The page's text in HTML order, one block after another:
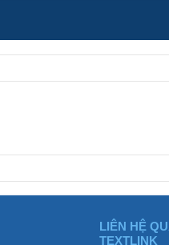
LIÊN HỆ
TEXTLINK